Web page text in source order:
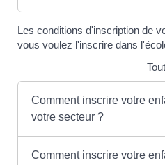
Les conditions d'inscription de
vous voulez l'inscrire dans
Comment inscrire votre
votre secteur ?
Comment inscrire votre